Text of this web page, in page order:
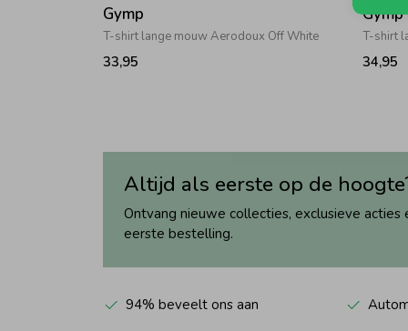
Gymp
T-shirt lange mouw Aerodoux Off White
33,95
Gymp
T-shirt
34,95
Altijd als eerste op de
Ontvang nieuwe collecties, exclusieve
eerste bestelling.
94% beveelt ons aan